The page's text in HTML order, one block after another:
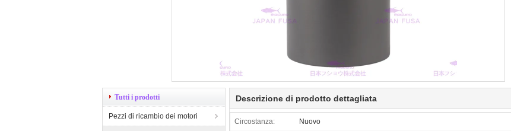
Tutti i prodotti
Pezzi di ricambio dei motori
Descrizione di prodotto dettagliata
Circostanza: Nuovo